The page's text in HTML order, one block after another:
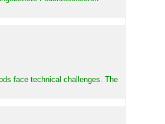
face technical challenges. The